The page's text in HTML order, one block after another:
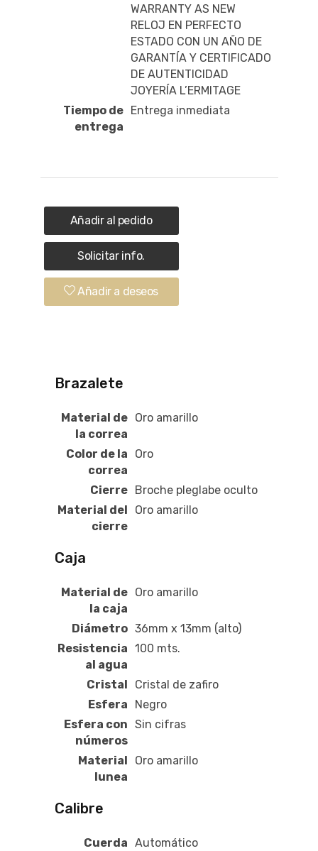
WARRANTY AS NEW
RELOJ EN PERFECTO
ESTADO CON UN AÑO DE
GARANTÍA Y CERTIFICADO
DE AUTENTICIDAD
JOYERÍA L’ERMITAGE
Tiempo de
entrega
Entrega inmediata
Añadir al pedido
Solicitar info.
Añadir a deseos
Brazalete
Material de
la correa
Oro amarillo
Color de la
correa
Oro
Cierre Broche pleglabe oculto
Material del
cierre
Oro amarillo
Caja
Material de
la caja
Oro amarillo
Diámetro 36mm x 13mm (alto)
Resistencia
al agua
100 mts.
Cristal
Cristal de zafiro
Esfera
Negro
Esfera con
números
Sin cifras
Material
lunea
Oro amarillo
Calibre
Cuerda Automático